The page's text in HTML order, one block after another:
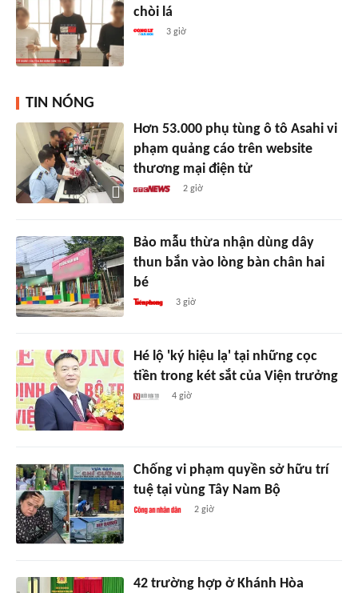
chòi lá
3 giờ
TIN NÓNG
Hơn 53.000 phụ tùng ô tô Asahi vi
phạm quảng cáo trên website
thương mại điện tử
2 giờ
Bảo mẫu thừa nhận dùng dây
thun bắn vào lòng bàn chân hai
bé
3 giờ
Hé lộ 'ký hiệu lạ' tại những cọc
tiền trong két sắt của Viện trưởng
4 giờ
Chống vi phạm quyền sở hữu trí
tuệ tại vùng Tây Nam Bộ
2 giờ
42 trường hợp ở Khánh Hòa